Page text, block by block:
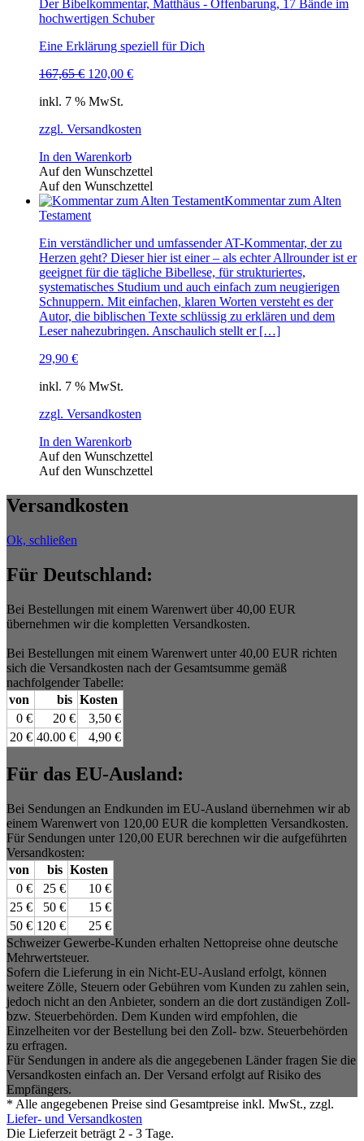
Der Bibelkommentar, Matthäus - Offenbarung, 17 Bände im
hochwertigen Schuber
Eine Erklärung speziell für Dich
167,65€ Ursprünglicher
war:
120,00 €Aktueller
inkl. 7 % MwSt.
zzgl. Versandkosten
In den Warenkorb
Auf den Wunschzettel
Auf den Wunschzettel
Kommentar zum Alten
Testament
Ein verständlicher und umfassender AT-Kommentar, der zu
Herzen geht? Dieser hier ist einer – als echter Allrounder ist er
geeignet für die tägliche Bibellese, für strukturiertes,
systematisches Studium und auch einfach zum neugierigen
Schnuppern. Mit einfachen, klaren Worten versteht es der
Autor, die biblischen Texte schlüssig zu erklären und dem
Leser nahezubringen. Anschaulich stellt er […]
29,90 €
inkl. 7 % MwSt.
zzgl. Versandkosten
In den Warenkorb
Auf den Wunschzettel
Auf den Wunschzettel
Versandkosten
Ok, schließen
Für Deutschland:
Bei Bestellungen mit einem Warenwert über 40,00 EUR
übernehmen wir die kompletten Versandkosten.
Bei Bestellungen mit einem Warenwert unter 40,00 EUR richten
sich die Versandkosten nach der Gesamtsumme gemäß
nachfolgender Tabelle:
von
bis Kosten
0 €
20 €
3,50 €
20 € 40.00 € 4,90 €
Für das EU-Ausland:
Bei Sendungen an Endkunden im EU-Ausland übernehmen wir ab
einem Warenwert von 120,00 EUR die kompletten Versandkosten.
Für Sendungen unter 120,00 EUR berechnen wir die aufgeführten
Versandkosten:
von
bis Kosten
0 €
25 €
10 €
25 €
50 €
15 €
50 € 120 €
25 €
Schweizer Gewerbe-Kunden erhalten Nettopreise ohne deutsche
Mehrwertsteuer.
Sofern die Lieferung in ein Nicht-EU-Ausland erfolgt, können
weitere Zölle, Steuern oder Gebühren vom Kunden zu zahlen sein,
jedoch nicht an den Anbieter, sondern an die dort zuständigen Zoll-
bzw. Steuerbehörden. Dem Kunden wird empfohlen, die
Einzelheiten vor der Bestellung bei den Zoll- bzw. Steuerbehörden
zu erfragen.
Für Sendungen in andere als die angegebenen Länder fragen Sie die
Versandkosten einfach an. Der Versand erfolgt auf Risiko des
Empfängers.
* Alle angegebenen Preise sind Gesamtpreise inkl. MwSt., zzgl.
Liefer- und Versandkosten
Die Lieferzeit beträgt 2 - 3 Tage.